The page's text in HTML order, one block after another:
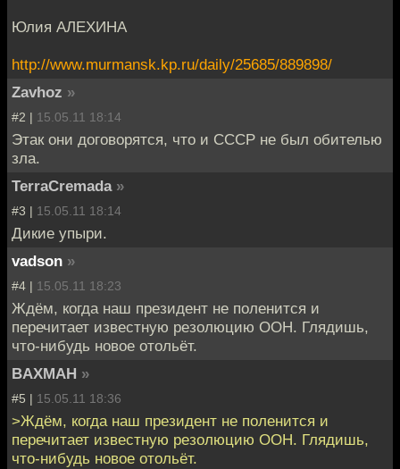
Юлия АЛЕХИНА
http://www.murmansk.kp.ru/daily/25685/889898/
Zavhoz »
#2 | 15.05.11 18:14
Этак они договорятся, что и СССР не был обителью
зла.
TerraCremada »
#3 | 15.05.11 18:14
Дикие упыри.
vadson »
#4 | 15.05.11 18:23
Ждём, когда наш президент не поленится и
перечитает известную резолюцию ООН. Глядишь,
что-нибудь новое отольёт.
BAXMAH »
#5 | 15.05.11 18:36
>Ждём, когда наш президент не поленится и
перечитает известную резолюцию ООН. Глядишь,
что-нибудь новое отольёт.